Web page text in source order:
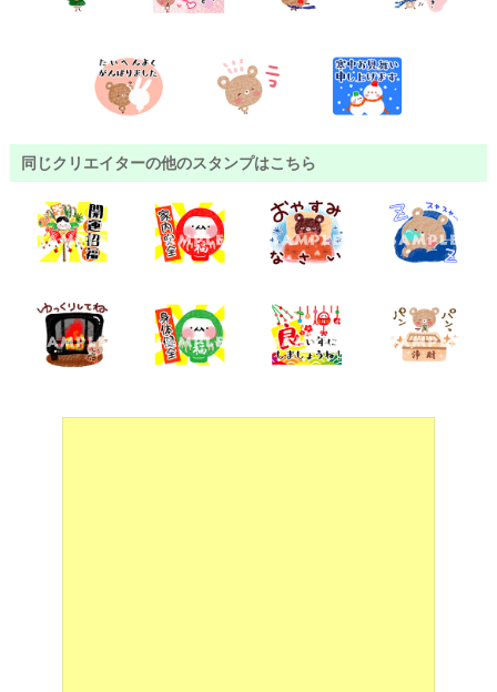
同じクリエイターの他のスタンプはこちら